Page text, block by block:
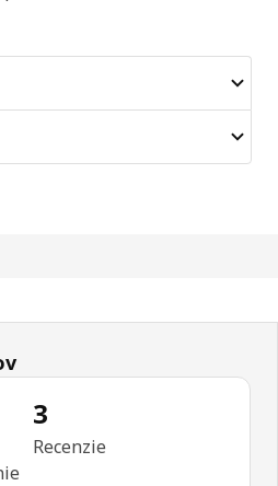
4.3 z 5 hviezdičiek. Celkový počet
3
Recenzie